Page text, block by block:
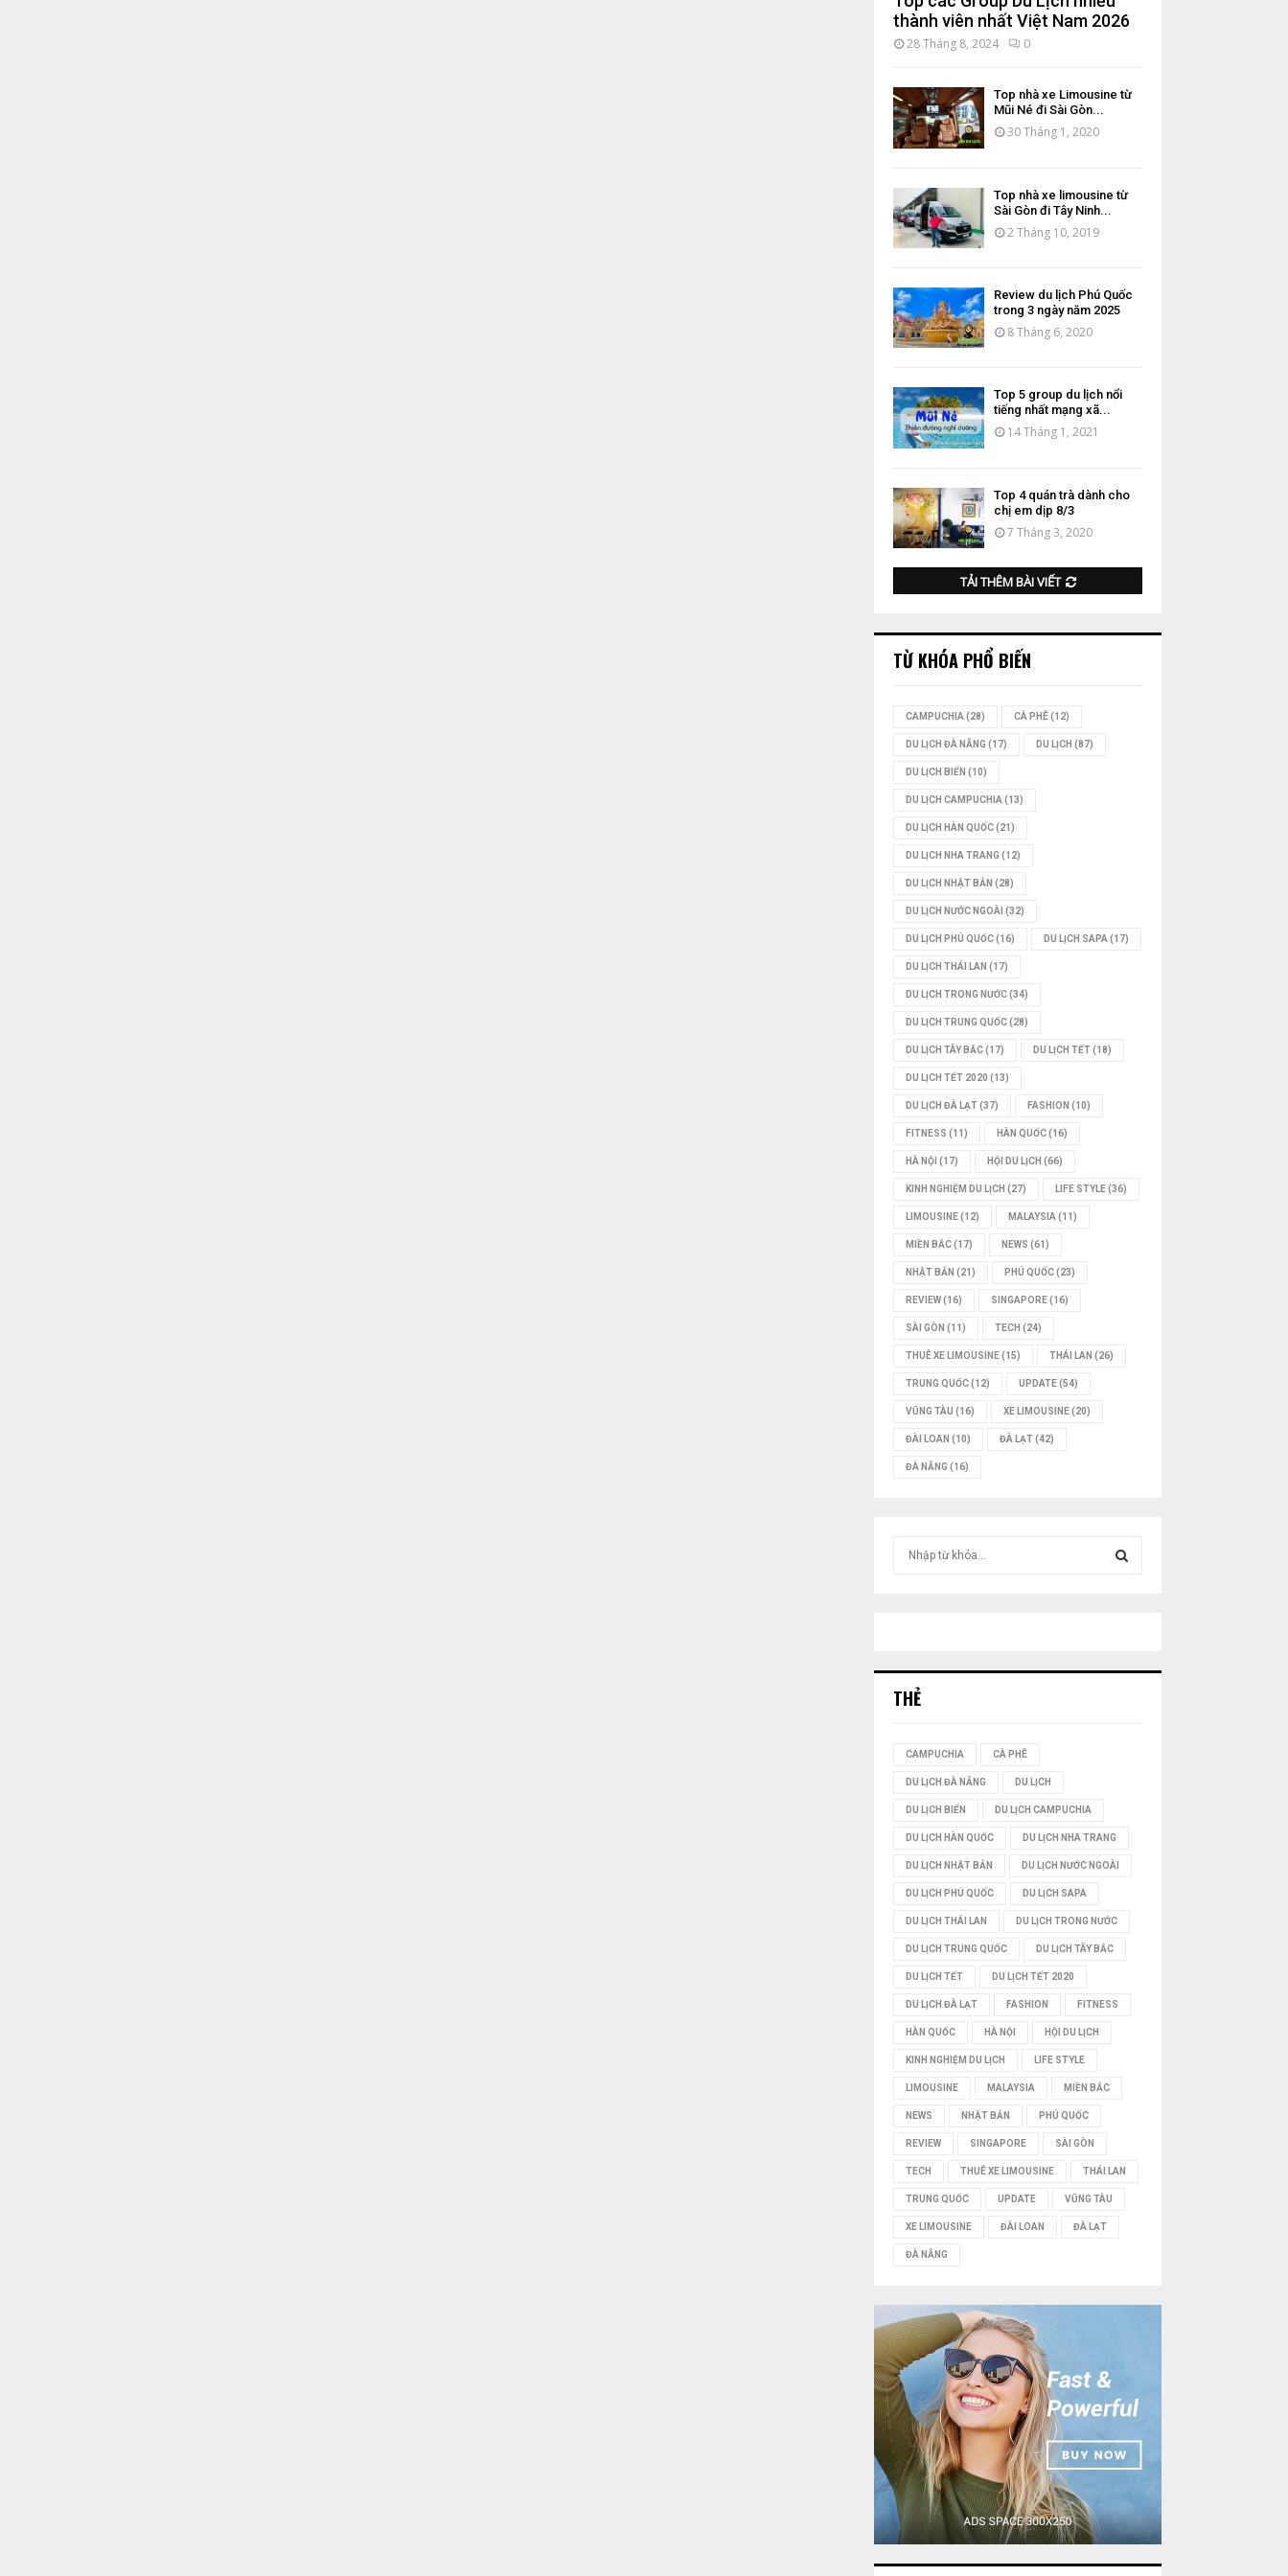
thành viên nhất Việt Nam 2026
28 Tháng 8, 2024 0
Top nhà xe Limousine từ
Mũi Né đi Sài Gòn...
30 Tháng 1, 2020
Top nhà xe limousine từ
Sài Gòn đi Tây Ninh...
2 Tháng 10, 2019
Review du lịch Phú Quốc
trong 3 ngày năm 2025
8 Tháng 6, 2020
Top 5 group du lịch nổi
tiếng nhất mạng xã...
14 Tháng 1, 2021
Top 4 quán trà dành cho
chị em dịp 8/3
7 Tháng 3, 2020
TẢI THÊM BÀI VIẾT
TỪ KHÓA PHỔ BIẾN
CAMPUCHIA (28) CÀ PHÊ(12)
DU LỊCH ĐÀ NẴNG (17) DU LỊCH (87)
DU LỊCH BIỂN (10)
DU LỊCH CAMPUCHIA (13)
DU LỊCH HÀN QUỐC(21)
DU LỊCH NHA TRANG (12)
DU LỊCH NHẬT BẢN (28)
DU LỊCH NƯỚC NGOÀI (32)
DU LỊCH PHÚ QUỐC(16) DU LỊCH SAPA (17)
DU LỊCH THÁI LAN (17)
DU LỊCH TRONG NƯỚC(34)
DU LỊCH TRUNG QUỐC(28)
DU LỊCH TÂY BẮC(17) DU LỊCH TẾT(18)
DU LỊCH TẾT 2020 (13)
DU LỊCH ĐÀ LẠT(37) FASHION (10)
FITNESS (11) HÀN QUỐC(16)
HÀ NỘI (17) HỘI DU LỊCH (66)
KINH NGHIỆM DU LỊCH (27) LIFE STYLE(36)
LIMOUSINE(12) MALAYSIA (11)
MIỀN BẮC(17) NEWS (61)
NHẬT BẢN (21) PHÚ QUỐC(23)
REVIEW(16) SINGAPORE(16)
SÀI GÒN (11) TECH (24)
THUÊ XE LIMOUSINE(15) THÁI LAN (26)
TRUNG QUỐC(12) UPDATE(54)
VŨNG TÀU (16) XE LIMOUSINE(20)
ĐÀI LOAN (10) ĐÀ LẠT(42)
ĐÀ NẴNG (16)
M
THẺ
CAMPUCHIA CÀ PHÊ
DU LỊCH ĐÀ NẴNG DU LỊCH
DU LỊCH BIỂN DU LỊCH CAMPUCHIA
DU LỊCH HÀN QUỐC DU LỊCH NHA TRANG
DU LỊCH NHẬT BẢN DU LỊCH NƯỚC NGOÀI
DU LỊCH PHÚ QUỐC DU LỊCH SAPA
DU LỊCH THÁI LAN DU LỊCH TRONG NƯỚC
DU LỊCH TRUNG QUỐC DU LỊCH TÂY BẮC
DU LỊCH TẾT DU LỊCH TẾT 2020
DU LỊCH ĐÀ LẠT FASHION FITNESS
HÀN QUỐC HÀ NỘI HỘI DU LỊCH
KINH NGHIỆM DU LỊCH LIFE STYLE
LIMOUSINE MALAYSIA MIỀN BẮC
NEWS NHẬT BẢN PHÚ QUỐC
REVIEW SINGAPORE SÀI GÒN
TECH THUÊ XE LIMOUSINE THÁI LAN
TRUNG QUỐC UPDATE VŨNG TÀU
XE LIMOUSINE ĐÀI LOAN ĐÀ LẠT
ĐÀ NẴNG